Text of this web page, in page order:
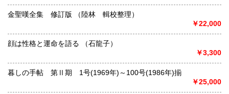
金聖嘆全集 修訂版 （陸林 輯校整理）
￥22,000
顔は性格と運命を語る （石龍子）
￥3,300
暮しの手帖 第Ⅱ期 1号(1969年)～100号(1986年)揃
￥25,000